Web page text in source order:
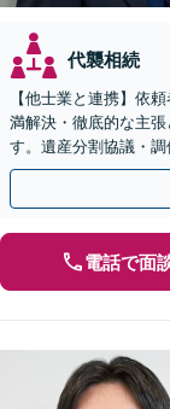
代襲相続
【他士業と連携】依
満解決・徹底的な主
す。遺産分割協議・
回相談無料】【休日
電話で面